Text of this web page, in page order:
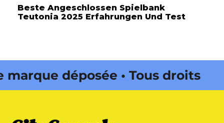
Beste Angeschlossen Spielbank
Teutonia 2025 Erfahrungen Und Test
déposée • Tous droits